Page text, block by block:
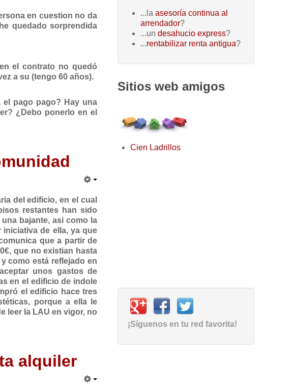
en cuestion no da
quedado sorprendida
el contrato no quedó
a su (tengo 60 años).
el pago pago? Hay una
¿Debo ponerlo en el
del edificio, en el cual
restantes han sido
bajante, asi como la
de ella, ya que
que a partir de
que no existian hasta
como está reflejado en
unos gastos de
en el edificio de indole
el edificio hace tres
porque a ella le
leer la LAU en vigor, no
alquiler
...la asesoría continua al
arrendador?
...un desahucio express?
...rentabilizar renta antigua?
Sitios web amigos
Cien Ladrillos
¡Síguenos en tu red favorita!